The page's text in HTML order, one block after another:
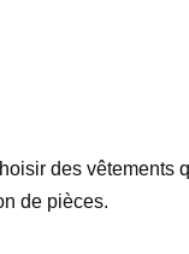
des vêtements
de pièces.